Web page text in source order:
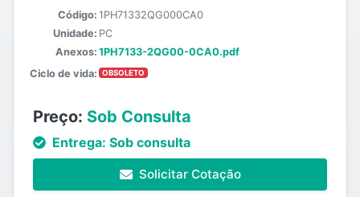
Código: 1PH71332QG000CA0
Unidade: PC
Anexos: 1PH7133-2QG00-0CA0.pdf
Ciclo de vida:
OBSOLETO
Preço: Sob Consulta
Entrega: Sob consulta
Solicitar Cotação